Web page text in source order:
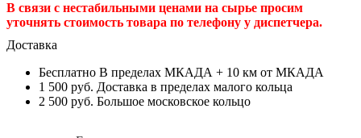
В связи с нестабильными ценами на сырье просим
уточнять стоимость товара по телефону у диспетчера.
Доставка
Бесплатно В пределах МКАДА + 10 км от МКАДА
1 500 руб. Доставка в пределах малого кольца
2 500 руб. Большое московское кольцо